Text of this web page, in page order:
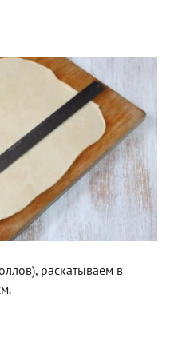
раскатываем в